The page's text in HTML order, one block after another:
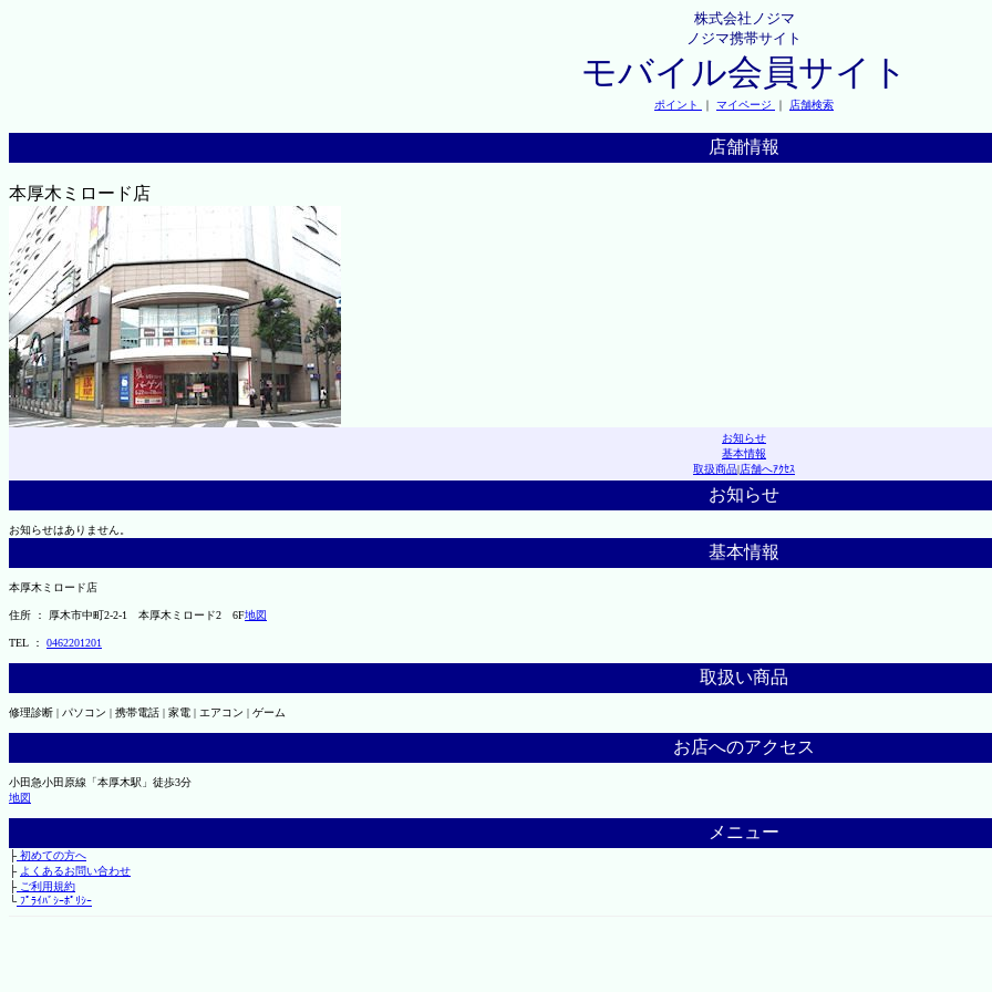
株式会社ノジマ
ノジマ携帯サイト
モバイル会員サイト
ポイント ｜ マイページ ｜ 店舗検索
店舗情報
本厚木ミロード店
お知らせ
基本情報
取扱商品|店舗へｱｸｾｽ
お知らせ
お知らせはありません。
基本情報
本厚木ミロード店
住所 ： 厚木市中町2-2-1 本厚木ミロード2 6F地図
TEL ： 0462201201
取扱い商品
修理診断 | パソコン | 携帯電話 | 家電 | エアコン | ゲーム
お店へのアクセス
小田急小田原線「本厚木駅」徒歩3分
地図
メニュー
├初めての方へ
├ よくあるお問い合わせ
├ご利用規約
└ﾌﾟﾗｲﾊﾞｼｰﾎﾟﾘｼｰ